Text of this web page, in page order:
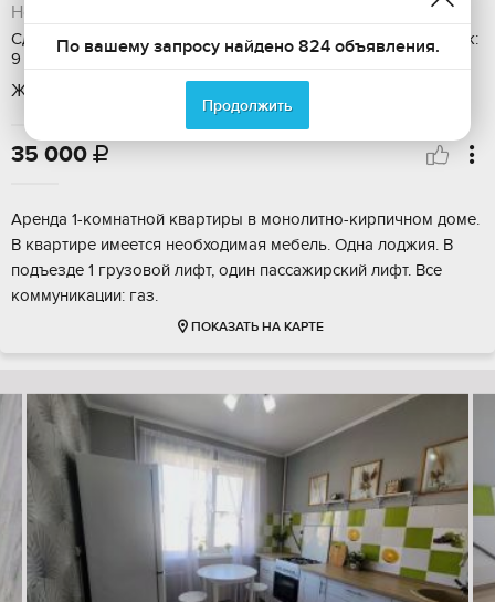
Новороссийск
Сдается: на длительный срок, Общая площадь: 38.3 м2, Этаж:
9 / 17, С мебелью
ЖК Золотой Берег
35 000 
Аренда 1-комнатной квартиры в монолитно-кирпичном доме.
В квартире имеется необходимая мебель. Одна лоджия. В
подъезде 1 грузовой лифт, один пассажирский лифт. Все
коммуникации: газ.
ПОКАЗАТЬ НА КАРТЕ
По вашему запросу найдено 824 объявления.
Продолжить